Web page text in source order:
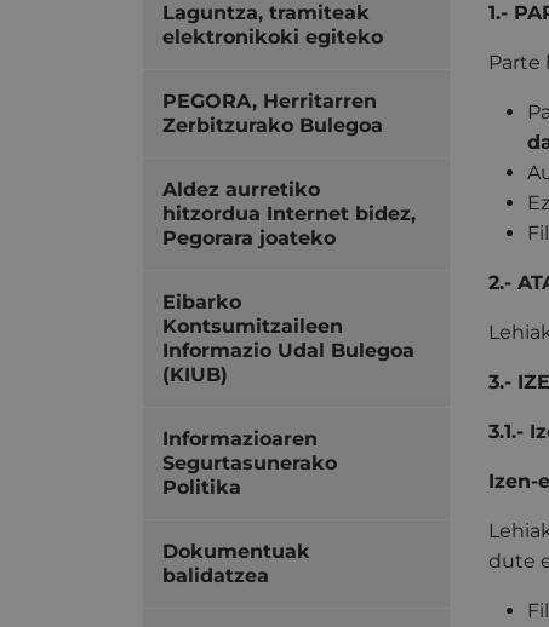
1.-
Parte
2.-
3.-
3.1.-
Izen-
dute
Laguntza, tramiteak
elektronikoki egiteko
PEGORA, Herritarren
Zerbitzurako Bulegoa
Aldez aurretiko
hitzordua Internet bidez,
Pegorara joateko
Eibarko
Kontsumitzaileen
Informazio Udal Bulegoa
(KIUB)
Informazioaren
Segurtasunerako
Politika
Dokumentuak
balidatzea